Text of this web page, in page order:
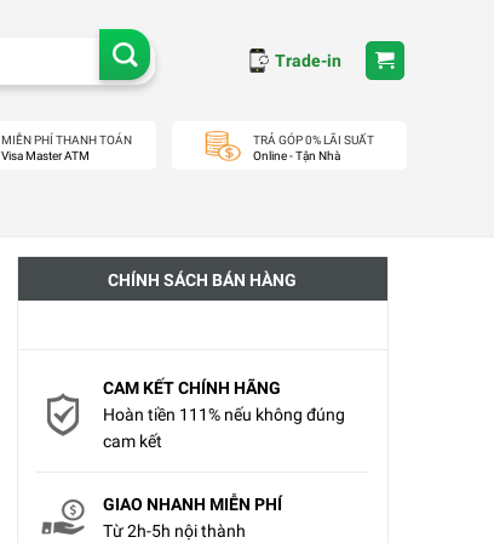
Trade-in
MIỄN PHÍ THANH TOÁN
Visa Master ATM
TRẢ GÓP 0% LÃI SUẤT
Online - Tận Nhà
CHÍNH SÁCH BÁN HÀNG
CAM KẾT CHÍNH HÃNG
Hoàn tiền 111% nếu không đúng
cam kết
GIAO NHANH MIỄN PHÍ
Từ 2h-5h nội thành